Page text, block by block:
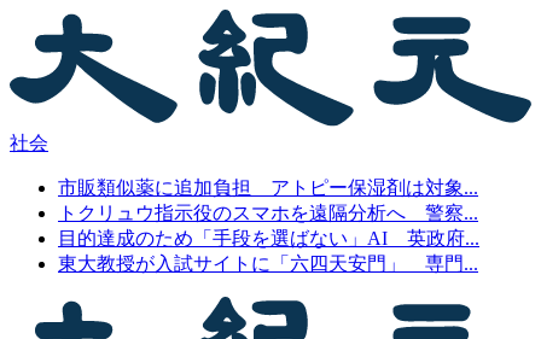
社会
市販類似薬に追加負担 アトピー保湿剤は対象...
トクリュウ指示役のスマホを遠隔分析へ 警察...
目的達成のため「手段を選ばない」AI 英政府...
東大教授が入試サイトに「六四天安門」 専門...